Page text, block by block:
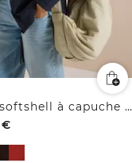
Veste softshell à capuche amovible
€